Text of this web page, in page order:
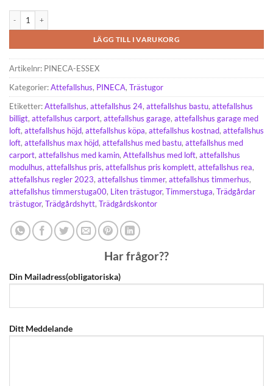
LÄGG TILL I VARUKORG
Artikelnr: PINECA-ESSEX
Kategorier:Attefallshus, PINECA, Trästugor
Etiketter:Attefallshus, attefallshus 24, attefallshus bastu, attefallshus
billigt, attefallshus carport, attefallshus garage, attefallshus garage med
loft, attefallshus höjd, attefallshus köpa, attefallshus kostnad, attefallshus
loft, attefallshus max höjd, attefallshus med bastu, attefallshus med
carport, attefallshus med kamin, Attefallshus med loft, attefallshus
modulhus, attefallshus pris, attefallshus pris komplett, attefallshus rea,
attefallshus regler 2023, attefallshus timmer, attefallshus timmerhus,
attefallshus timmerstuga00, Liten trästugor, Timmerstuga, Trädgårdar
trästugor, Trädgårdshytt, Trädgårdskontor
Har frågor??
Din Mailadress(obligatoriska)
Ditt Meddelande